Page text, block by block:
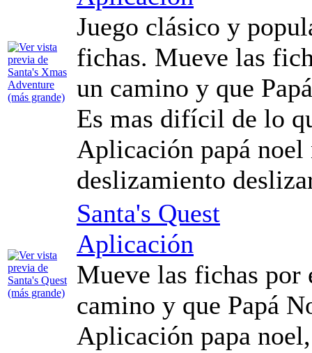
Juego clásico y
fichas. Mueve las
un camino y que
Es mas difícil de lo
Aplicación papá noel
deslizamiento
Santa's Quest
Aplicación
Mueve las fichas por
camino y que Papá
Aplicación papa